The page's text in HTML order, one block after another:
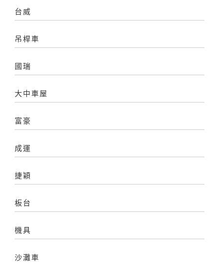
台威
吊桿車
國瑞
大中車屋
富豪
成運
捷穎
板台
機具
沙灘車